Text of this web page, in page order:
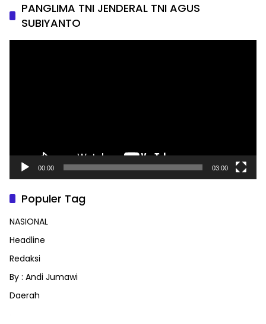
PANGLIMA TNI JENDERAL TNI AGUS
SUBIYANTO
00:00 03:00
Populer Tag
NASIONAL
Headline
Redaksi
By : Andi Jumawi
Daerah